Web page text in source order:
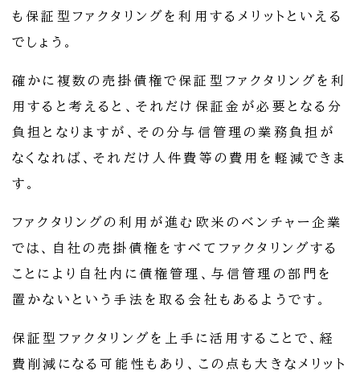
も保証型ファクタリングを利用するメリットといえる
でしょう。
確かに複数の売掛債権で保証型ファクタリングを利
用すると考えると、それだけ保証金が必要となる分
負担となりますが、その分与信管理の業務負担が
なくなれば、それだけ人件費等の費用を軽減できま
す。
ファクタリングの利用が進む欧米のベンチャー企業
では、自社の売掛債権をすべてファクタリングする
ことにより自社内に債権管理、与信管理の部門を
置かないという手法を取る会社もあるようです。
保証型ファクタリングを上手に活用することで、経
費削減になる可能性もあり、この点も大きなメリット